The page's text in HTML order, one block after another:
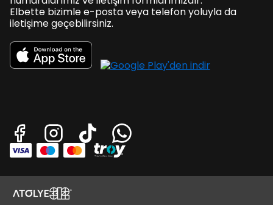
Elbette bizimle e-posta veya telefon yoluyla da
iletişime geçebilirsiniz.